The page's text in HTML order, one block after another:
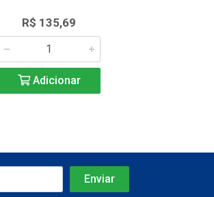
R$ 135,69
Adicionar